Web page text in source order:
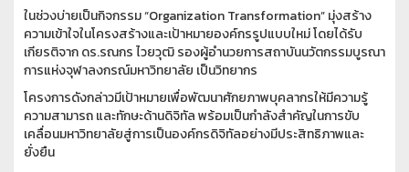
ในช่วงบ่ายเป็นกิจกรรม “Organization Transformation” มุ่งสร้าง
ความเข้าใจในโครงสร้างและเป้าหมายองค์กรรูปแบบใหม่ โดยได้รับ
เกียรติจาก ดร.รณกร ไวยวุฒิ รองผู้อำนวยการสถาบันนวัตกรรมบูรณา
การแห่งจุฬาลงกรณ์มหาวิทยาลัย เป็นวิทยากร
โครงการดังกล่าวมีเป้าหมายเพื่อพัฒนาศักยภาพบุคลากรให้มีความรู้
ความสามารถ และทักษะด้านดิจิทัล พร้อมเป็นกำลังสำคัญในการขับ
เคลื่อนมหาวิทยาลัยสู่การเป็นองค์กรดิจิทัลอย่างมีประสิทธิภาพและ
ยั่งยืน